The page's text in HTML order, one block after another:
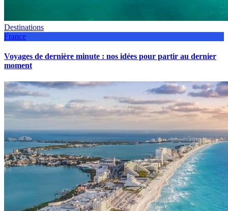
Destinations
France
Voyages de dernière minute : nos idées pour partir au dernier
moment